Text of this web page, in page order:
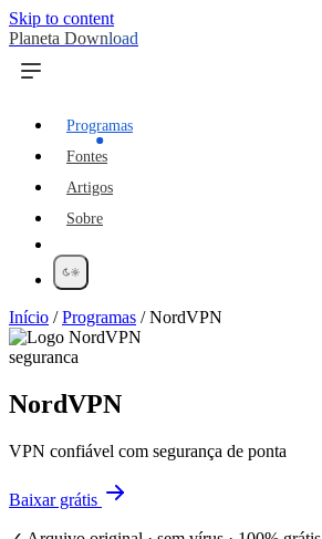
Skip to content
Planeta Download
Programas
Fontes
Artigos
Sobre
Início /Programas /NordVPN
seguranca
NordVPN
VPN confiável com segurança de ponta
Baixar grátis